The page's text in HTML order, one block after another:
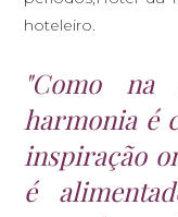
hoteleiro.
"Como
harmonia é
inspiração
é